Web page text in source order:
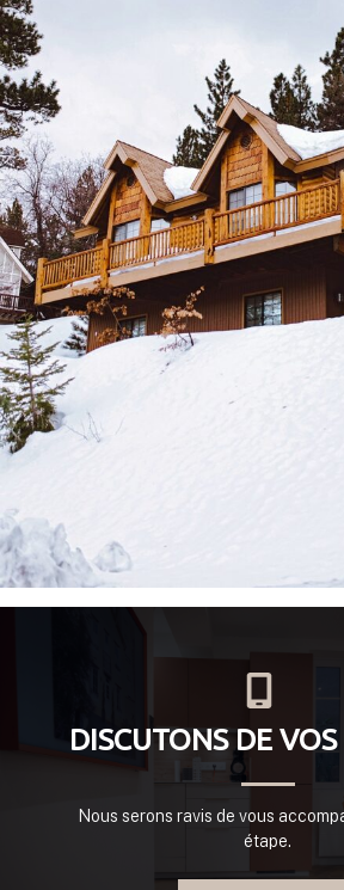
DISCUTONS DE
Nous serons ravis de vous
étape.